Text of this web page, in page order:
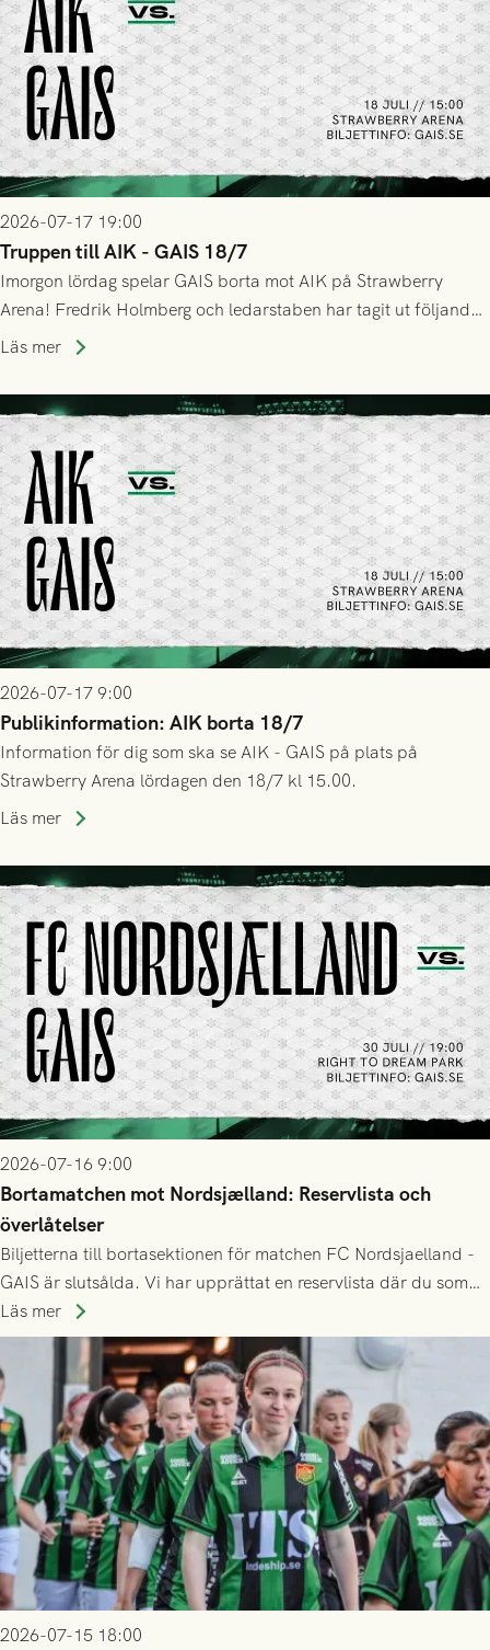
2026-07-17 19:00
Truppen till AIK - GAIS 18/7
Imorgon lördag spelar GAIS borta mot AIK på Strawberry
Arena! Fredrik Holmberg och ledarstaben har tagit ut följande
trupp till matchen:
Läs mer
2026-07-17 9:00
Publikinformation: AIK borta 18/7
Information för dig som ska se AIK - GAIS på plats på
Strawberry Arena lördagen den 18/7 kl 15.00.
Läs mer
2026-07-16 9:00
Bortamatchen mot Nordsjælland: Reservlista och
överlåtelser
Biljetterna till bortasektionen för matchen FC Nordsjaelland -
GAIS är slutsålda. Vi har upprättat en reservlista där du som
ännu inte har någon biljett kan anmäla ditt intresse. Du kan
inte själv överlåta din biljett till någon annan.
Läs mer
2026-07-15 18:00